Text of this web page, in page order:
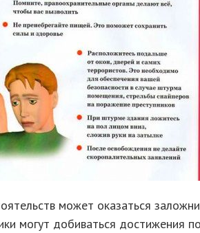
может оказаться
могут добиваться достижения